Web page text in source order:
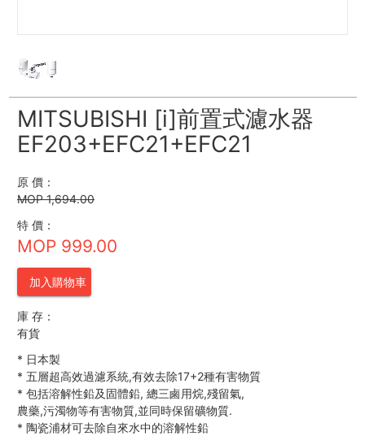
MITSUBISHI [i]前置式濾水器
EF203+EFC21+EFC21
原 價：
MOP 1,694.00
特 價：
MOP 999.00
加入購物車
庫 存：
有貨
* 日本製
* 五層超高效過濾系統,有效去除17+2種有害物質
* 包括溶解性鉛及固體鉛, 總三鹵用烷,殘留氣,
農藥,污濁物等有害物質,並同時保留礦物質.
* 陶瓷浦材可去除自來水中的溶解性鉛